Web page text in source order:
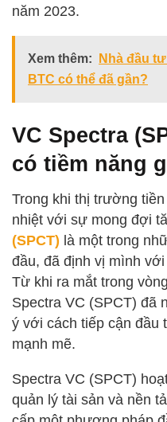
năm 2023.
Xem thêm:
Nhà đầu
BTC có thể đã gần?
VC Spectra
có tiềm năng
Trong khi thị trường
nhiệt với sự mong đợi
(SPCT) là một trong
đầu, đã định vị mình
Từ khi ra mắt trong
Spectra VC (SPCT) đã
ý với cách tiếp cận đầu
mạnh mẽ.
Spectra VC (SPCT)
quản lý tài sản và nền